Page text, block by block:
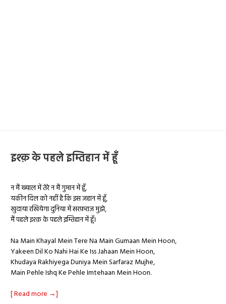
इश्क़ के पहले इम्तिहान में हूँ
न मैं ख्याल में तेरे न मैं गुमान में हूँ,
यकीन दिल को नहीं है कि इस जहान में हूँ,
खुदाया रखियेगा दुनिया में सरफ़राज़ मुझे,
मैं पहले इश्क़ के पहले इम्तिहान में हूँ।
Na Main Khayal Mein Tere Na Main Gumaan Mein Hoon,
Yakeen Dil Ko Nahi Hai Ke Iss Jahaan Mein Hoon,
Khudaya Rakhiyega Duniya Mein Sarfaraz Mujhe,
Main Pehle Ishq Ke Pehle Imtehaan Mein Hoon.
[ Read more →]